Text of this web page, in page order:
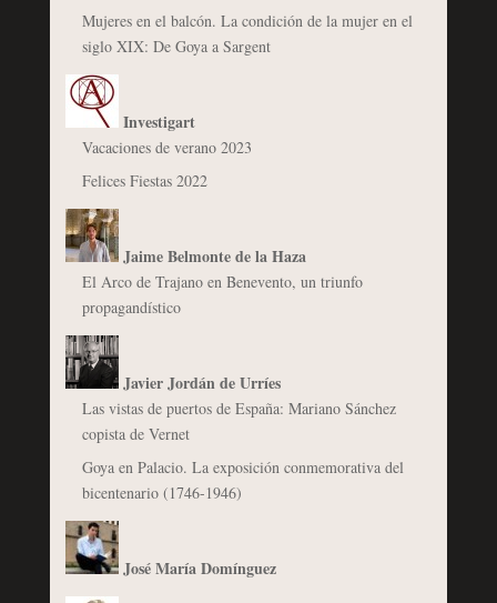
Mujeres en el balcón. La condición de la mujer en el
siglo XIX: De Goya a Sargent
Investigart
Vacaciones de verano 2023
Felices Fiestas 2022
Jaime Belmonte de la Haza
El Arco de Trajano en Benevento, un triunfo
propagandístico
Javier Jordán de Urríes
Las vistas de puertos de España: Mariano Sánchez
copista de Vernet
Goya en Palacio. La exposición conmemorativa del
bicentenario (1746-1946)
José María Domínguez